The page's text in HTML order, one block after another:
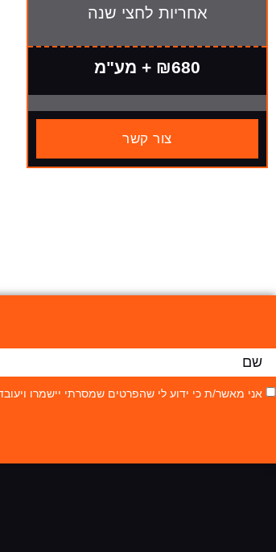
אחריות לחצי שנה
₪680 + מע"מ
צור קשר
אני מאשר/ת כי ידוע לי שהפרטים שמסרתי יישמרו ויעובדו בהתאם לחוק